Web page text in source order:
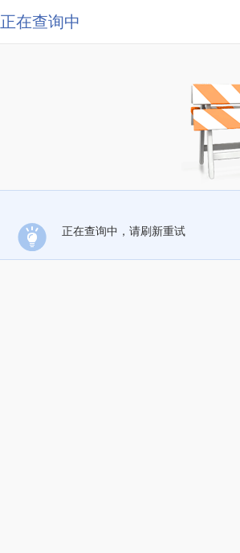
正在查询中
正在查询中，请刷新重试